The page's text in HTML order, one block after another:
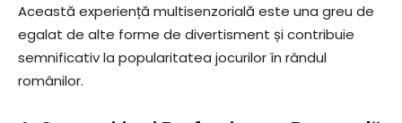
Această experiență multisenzorială este una greu de
egalat de alte forme de divertisment și contribuie
semnificativ la popularitatea jocurilor în rândul
românilor.